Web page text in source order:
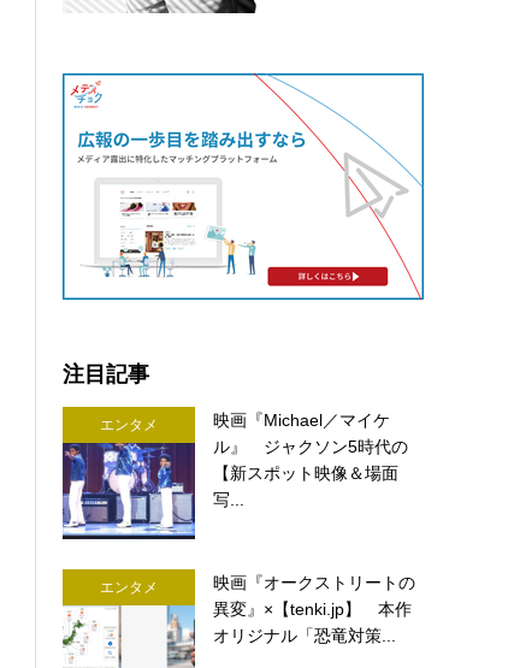
注目記事
エンタメ
映画『Michael／マイケ
ル』 ジャクソン5時代の
【新スポット映像＆場面
写...
エンタメ
映画『オークストリートの
異変』×【tenki.jp】 本作
オリジナル「恐竜対策...